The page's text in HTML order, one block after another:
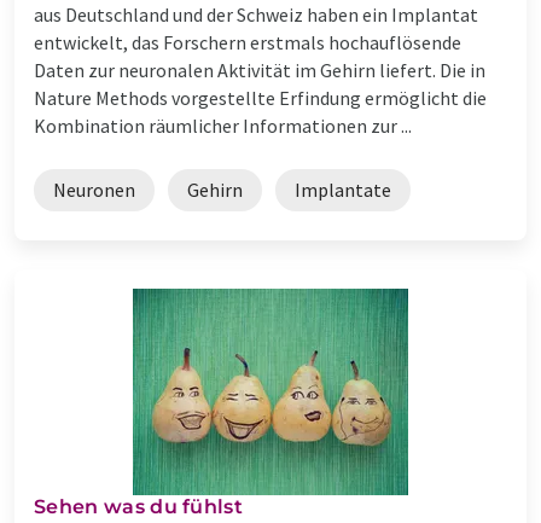
aus Deutschland und der Schweiz haben ein Implantat
entwickelt, das Forschern erstmals hochauflösende
Daten zur neuronalen Aktivität im Gehirn liefert. Die in
Nature Methods vorgestellte Erfindung ermöglicht die
Kombination räumlicher Informationen zur ...
Neuronen Gehirn Implantate
Sehen was du fühlst